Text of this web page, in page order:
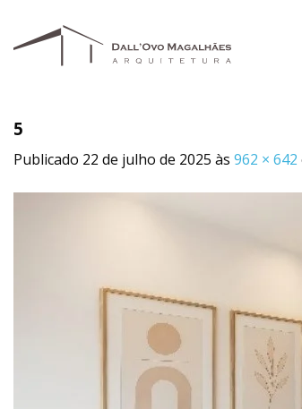
content
5
Publicado 22 de julho de 2025 às 962 × 642